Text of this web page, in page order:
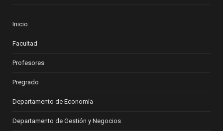
Inicio
Facultad
Profesores
Pregrado
Departamento de Economía
Departamento de Gestión y Negocios